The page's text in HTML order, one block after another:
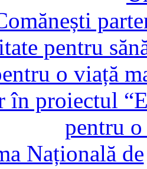
în proiectul
pentru